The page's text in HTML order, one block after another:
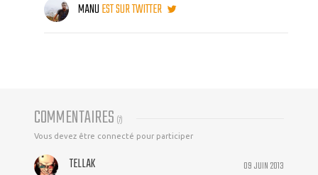
MANUEST SUR TWITTER
COMMENTAIRES (7)
Vous devez être connecté pour participer
09 JUIN 2013
TELLAK